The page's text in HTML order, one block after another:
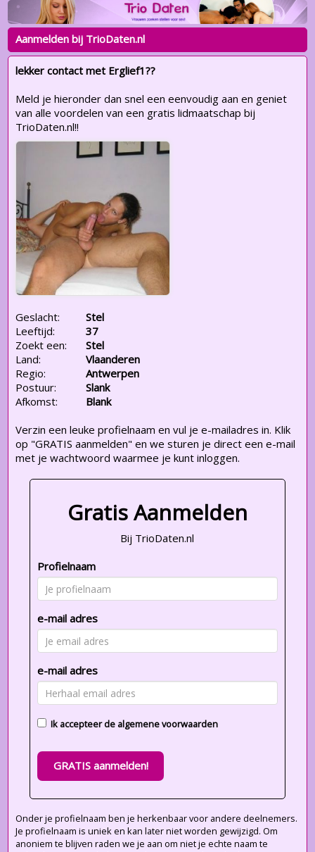
Aanmelden bij TrioDaten.nl
lekker contact met Erglief1??
Meld je hieronder dan snel een eenvoudig aan en geniet
van alle voordelen van een gratis lidmaatschap bij
TrioDaten.nl!!
Geslacht:
Stel
Leeftijd:
37
Zoekt een:
Stel
Land:
Vlaanderen
Regio:
Antwerpen
Postuur:
Slank
Afkomst:
Blank
Verzin een leuke profielnaam en vul je e-mailadres in. Klik
op "GRATIS aanmelden" en we sturen je direct een e-mail
met je wachtwoord waarmee je kunt inloggen.
Gratis Aanmelden
Bij TrioDaten.nl
Profielnaam
e-mail adres
e-mail adres
Ik accepteer de algemene voorwaarden
GRATIS aanmelden!
Onder je profielnaam ben je herkenbaar voor andere deelnemers.
Je profielnaam is uniek en kan later niet worden gewijzigd. Om
anoniem te blijven raden we je aan om niet je echte naam te